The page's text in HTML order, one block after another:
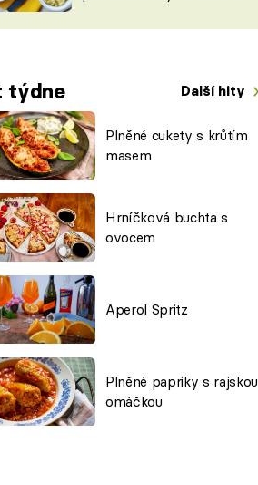
týdne Další hity
Plněné cukety s krůtím
masem
Hrníčková buchta s
ovocem
Aperol Spritz
Plněné papriky s rajskou
omáčkou